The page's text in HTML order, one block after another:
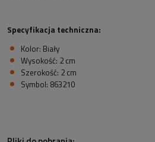
Specyfikacja techniczna:
Kolor: Biały
Wysokość: 2 cm
Szerokość: 2 cm
Symbol: 863210